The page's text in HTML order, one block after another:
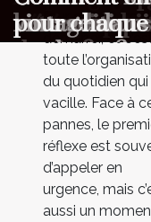
premier
four qui refuse
démarrer, et
toute
du quotidien qui
vacille. Face à
pannes, le
réflexe est
d’appeler en
urgence, mais
aussi un
pourquoi
cérémonie
pour
trésor
votre
masculin
de vie ?
les
vintage
moderne ?
pour